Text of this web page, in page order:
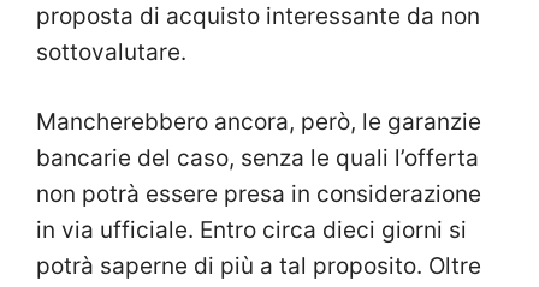
proposta di acquisto interessante da non
sottovalutare.
Mancherebbero ancora, però, le garanzie
bancarie del caso, senza le quali l’offerta
non potrà essere presa in considerazione
in via ufficiale. Entro circa dieci giorni si
potrà saperne di più a tal proposito. Oltre